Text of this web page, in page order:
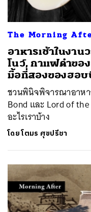
The Morning
อาหารเช้าในงา
โนว์, กาแฟดำขอ
มื้อที่สองของฮอ
ชวนพินิจพิจารณาอาหา
Bond และ Lord of
อะไรเราบ้าง
โดยโตมร ศุขปรีชา